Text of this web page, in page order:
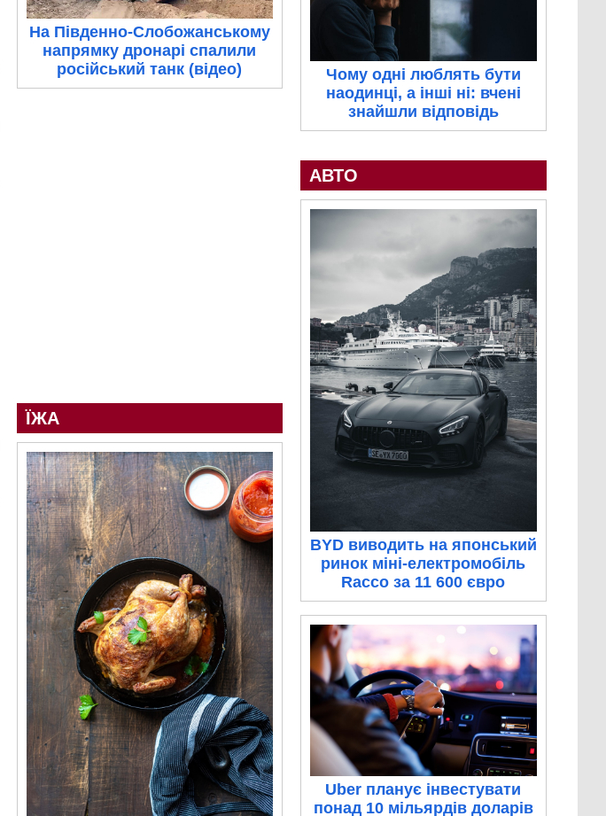
На Південно-Слобожанському
напрямку дронарі спалили
російський танк (відео)
ЇЖА
Чому одні люблять бути
наодинці, а інші ні: вчені
знайшли відповідь
АВТО
BYD виводить на японський
ринок міні-електромобіль
Racco за 11 600 євро
Uber планує інвестувати
понад 10 мільярдів доларів